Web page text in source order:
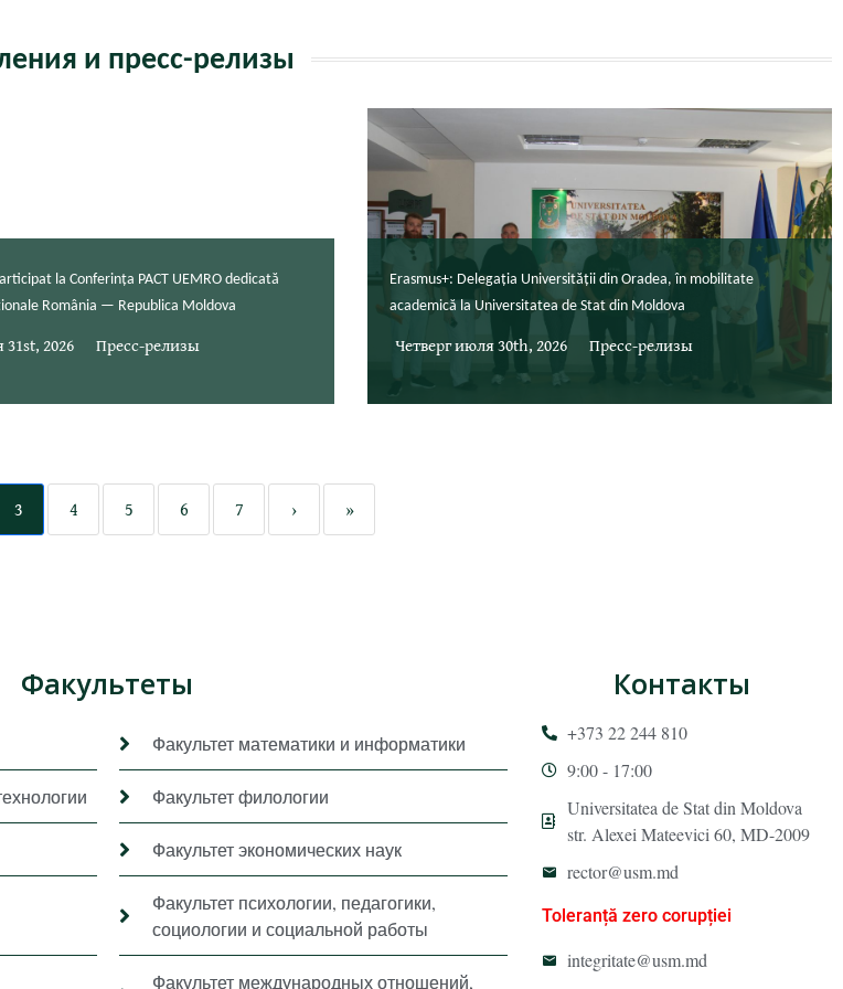
и пресс-релизы
la Conferința PACT UEMRO dedicată
România — Republica Moldova
2026 Пресс-релизы
Erasmus+: Delegația Universității din Oradea, în mobilitate
academică la Universitatea de Stat din Moldova
Четверг июля 30th, 2026 Пресс-релизы
3 4 5 6 7 › »
Факультеты
Факультет математики и информатики
Факультет филологии
Факультет экономических наук
Факультет психологии, педагогики,
социологии и социальной работы
Факультет международных отношений,
Контакты
+373 22 244 810
9:00 - 17:00
Universitatea de Stat din Moldova
str. Alexei Mateevici 60, MD-2009
rector@usm.md
Toleranță zero corupției
integritate@usm.md